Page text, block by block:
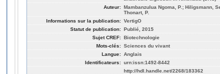
Auteur: Mambanzulua Ngoma, P.; Hiligsmann,
Thonart, P.
Informations sur la publication: VertigO
Statut de publication: Publié, 2015
Sujet CREF: Biotechnologie
Mots-clés: Sciences du vivant
Langue: Anglais
Identificateurs: urn:issn:1492-8442
http://hdl.handle.net/2268/183362